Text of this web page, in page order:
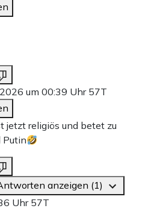
um 00:39 Uhr 57T
jetzt religiös und betet zu
Putin
anzeigen (1)
Uhr 57T